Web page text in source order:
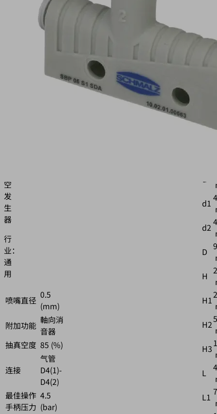
空
发
生
器
行
业：
通
用
喷嘴直径 0.5
(mm)
附加功能 軸向消
音器
抽真空度 85 (%)
连接
气管
D4(1)-
D4(2)
最佳操作
手柄压力
4.5
(bar)
属
d
d1 4
d2 4
D 9
H
H1
H2
H3
L
L1